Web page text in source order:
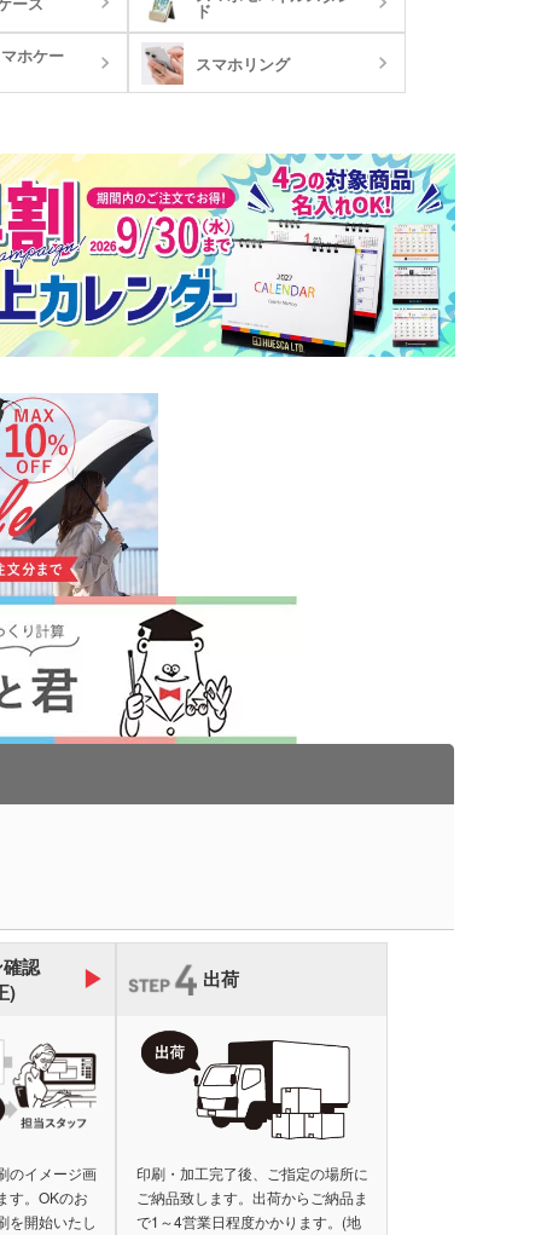
ド
ホケー スマホリング
認
)
のイメージ画
す。OKのお
を開始いたし
出荷
印刷・加工完了後、ご指定の場所に
ご納品致します。出荷からご納品ま
で1～4営業日程度かかります。(地
ッグ・レジかごバッ
ェバッグ
れトートバッグ
ステルトートバッグ
・ビニールポーチ
ーチ
ボトル・マウンテン
（カラビナ付）
トル・ポケットボト
ホルダー・ペットボ
ックマグカップ・
ーマグカップ
ナルドライTシャツ・
ウェア(半袖・長袖)
ナルユニフォーム
ット
て・トレイ
カバー・ルーペ・し
レターカッター・ホ
ス他
メントファイル・そ
ァイル
ペン(単色)
プペン
ー・蛍光ペン
ム・修正テープ
ーホルダー・ウッド
ルダー
ボトル・水筒
時計
防災グッズ
ナルミニハンカチタ
ナルスポーツタオル
クリーナー・マイク
バークロス
関連アクセサリー
ーナー
ブランケット他
ードポット
ティッシュ